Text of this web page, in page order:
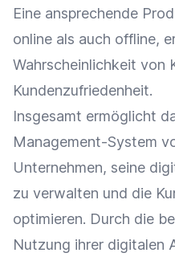
Eine ansprechende
online als auch offline,
Wahrscheinlichkeit von
Kundenzufriedenheit.
Insgesamt ermöglicht
Management-System
Unternehmen, seine
zu verwalten und die
optimieren. Durch die
Nutzung ihrer digitalen